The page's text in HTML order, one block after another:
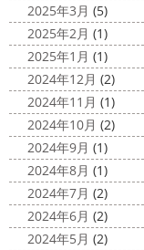
のハン ...
みなさんこんにち
が、みなさんはい
サンシャイン水族
館内はとても賑わ
...
か月ちょっと(´ﾟдﾟ
ロナが危険な感じ
が来てました！！
ね
弊社ライダー
行きたいーーーー
していきますね
ット
2025年3月 (5)
2025年2月 (1)
2025年1月 (1)
2024年12月 (2)
2024年11月 (1)
2024年10月 (2)
2024年9月 (1)
2024年8月 (1)
2024年7月 (2)
2024年6月 (2)
2024年5月 (2)